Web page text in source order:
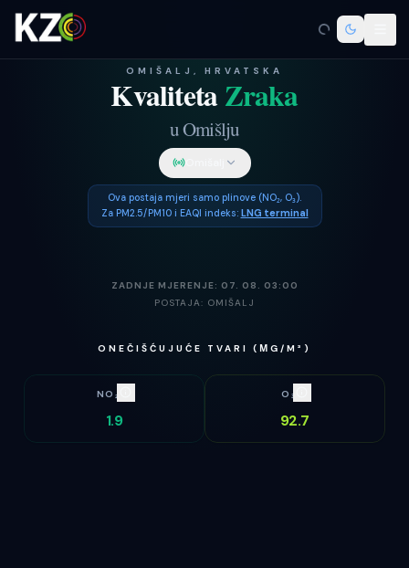
OMIŠALJ , HRVATSKA
KvalitetaZraka
uOmišlju
Omišalj
Ova postaja mjeri samo plinove (NO₂, O₃).
Za PM2.5/PM10 i EAQI indeks: LNG terminal
ZADNJE MJERENJE: 07. 08. 03:00
POSTAJA: OMIŠALJ
ONEČIŠĆUJUĆE TVARI (ΜG/M³)
NO₂
1.9
O₃
92.7